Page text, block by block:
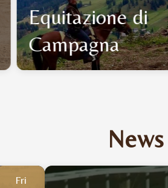
Equitazione di
Campagna
News
Fri